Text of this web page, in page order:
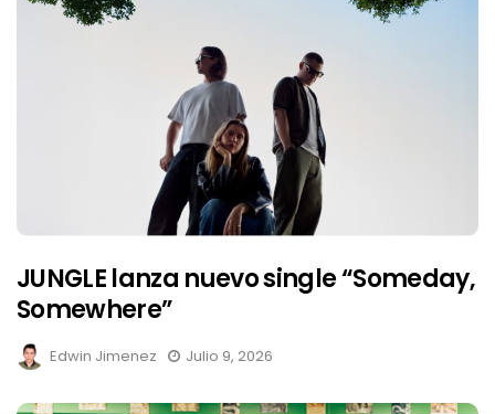
JUNGLE lanza nuevo single “Someday,
Somewhere”
Edwin Jimenez Julio 9, 2026